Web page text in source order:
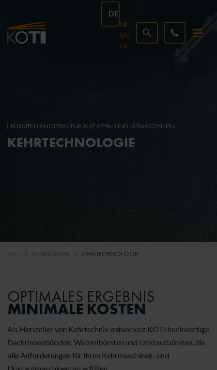
DE
NL
EN
FR
BÜRSTEN LANGLEBIG FÜR ALLE KEHR- UND JÄTMASCHINEN
KEHRTECHNOLOGIE
KOTI KEHRBÜRSTEN KEHRTECHNOLOGIE
OPTIMALES ERGEBNIS
MINIMALE KOSTEN
Als Hersteller von Kehrtechnik entwickelt KOTI hochwertige
Dachrinnenbürsten, Walzenbürsten und Unkrautbürsten, die
alle Anforderungen für Ihren Kehrmaschinen- und